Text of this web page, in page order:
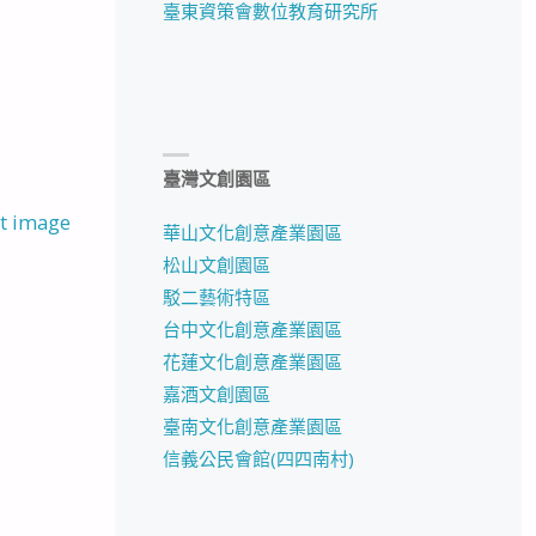
image
臺東資策會數位教育研究所
臺灣文創園區
華山文化創意產業園區
松山文創園區
駁二藝術特區
台中文化創意產業園區
花蓮文化創意產業園區
嘉酒文創園區
臺南文化創意產業園區
信義公民會館(四四南村)